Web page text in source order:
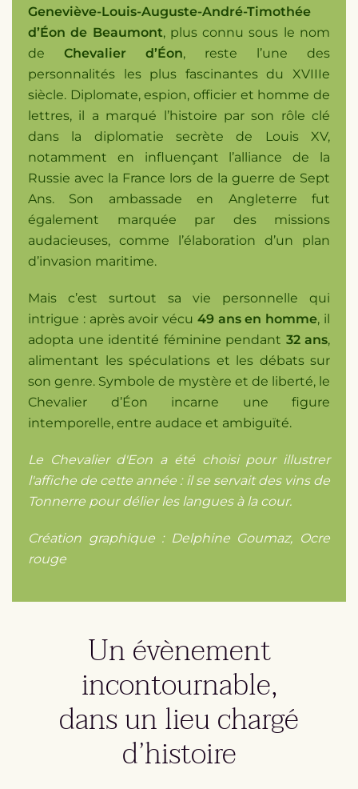
Geneviève-Louis-Auguste-André-Timothée
d’Éon de Beaumont, plus connu sous le nom
de Chevalier d’Éon, reste l’une des
personnalités les plus fascinantes du XVIIIe
siècle. Diplomate, espion, officier et homme de
lettres, il a marqué l’histoire par son rôle clé
dans la diplomatie secrète de Louis XV,
notamment en influençant l’alliance de la
Russie avec la France lors de la guerre de Sept
Ans. Son ambassade en Angleterre fut
également marquée par des missions
audacieuses, comme l’élaboration d’un plan
d’invasion maritime.
Mais c’est surtout sa vie personnelle qui
intrigue : après avoir vécu 49 ans en homme, il
adopta une identité féminine pendant 32 ans,
alimentant les spéculations et les débats sur
son genre. Symbole de mystère et de liberté, le
Chevalier d’Éon incarne une figure
intemporelle, entre audace et ambiguïté.
Le Chevalier d'Eon a été choisi pour illustrer
l'affiche de cette année : il se servait des vins de
Tonnerre pour délier les langues à la cour.
Création graphique : Delphine Goumaz, Ocre
rouge
Un évènement
incontournable,
dans un lieu chargé
d’histoire